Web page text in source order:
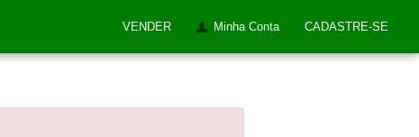
VENDER Minha Conta CADASTRE-SE